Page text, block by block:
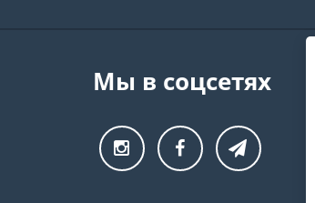
Мы в соцсетях